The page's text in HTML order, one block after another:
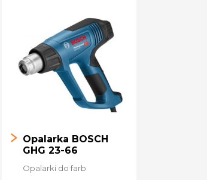
Opalarka BOSCH
GHG 23-66
Opalarki do farb